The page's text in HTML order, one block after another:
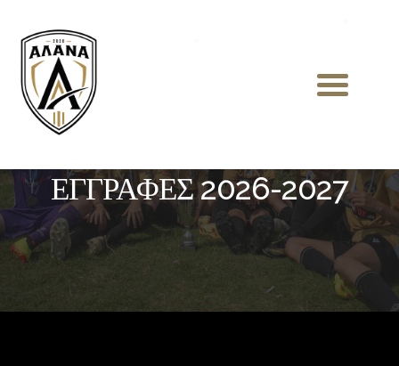
ΕΓΓΡΑΦΕΣ 2026-2027